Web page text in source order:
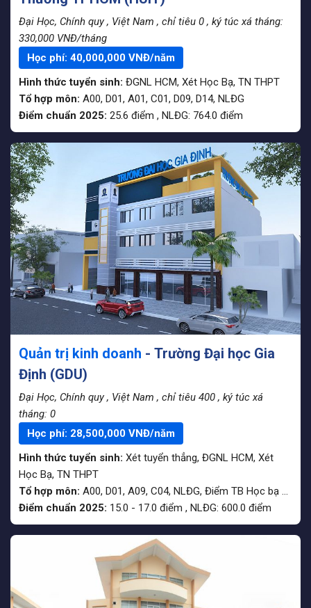
Đại Học, Chính quy , Việt Nam , chỉ tiêu 0 , ký túc xá tháng:
330,000 VNĐ/tháng
Học phí: 40,000,000 VNĐ/năm
Hình thức tuyển sinh: ĐGNL HCM, Xét Học Bạ, TN THPT
Tổ hợp môn: A00, D01, A01, C01, D09, D14, NLĐG
Điểm chuẩn 2025: 25.6 điểm , NLĐG: 764.0 điểm
Quản trị kinh doanh - Trường Đại học Gia
Định (GDU)
Đại Học, Chính quy , Việt Nam , chỉ tiêu 400 , ký túc xá
tháng: 0
Học phí: 28,500,000 VNĐ/năm
Hình thức tuyển sinh: Xét tuyển thẳng, ĐGNL HCM, Xét
Học Bạ, TN THPT
Tổ hợp môn: A00, D01, A09, C04, NLĐG, Điểm TB Học bạ 12 , IELTS
Điểm chuẩn 2025: 15.0 - 17.0 điểm , NLĐG: 600.0 điểm